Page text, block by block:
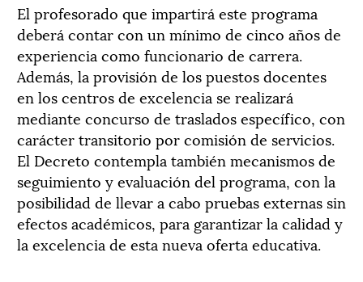
El profesorado que impartirá este programa
deberá contar con un mínimo de cinco años de
experiencia como funcionario de carrera.
Además, la provisión de los puestos docentes
en los centros de excelencia se realizará
mediante concurso de traslados específico, con
carácter transitorio por comisión de servicios.
El Decreto contempla también mecanismos de
seguimiento y evaluación del programa, con la
posibilidad de llevar a cabo pruebas externas sin
efectos académicos, para garantizar la calidad y
la excelencia de esta nueva oferta educativa.